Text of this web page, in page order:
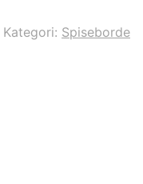
Kategori: Spiseborde